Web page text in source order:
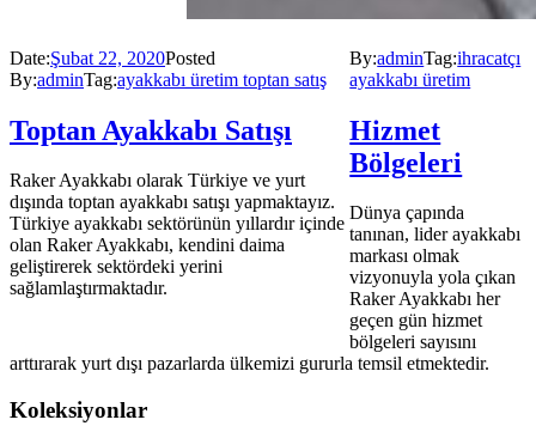
Date:Şubat 22, 2020Posted
By:adminTag:ayakkabı üretim toptan satış
Toptan Ayakkabı Satışı
Raker Ayakkabı olarak Türkiye ve yurt
dışında toptan ayakkabı satışı yapmaktayız.
Türkiye ayakkabı sektörünün yıllardır içinde
olan Raker Ayakkabı, kendini daima
geliştirerek sektördeki yerini
sağlamlaştırmaktadır.
By:adminTag:ihracatçı
ayakkabı üretim
Hizmet
Bölgeleri
Dünya çapında
tanınan, lider ayakkabı
markası olmak
vizyonuyla yola çıkan
Raker Ayakkabı her
geçen gün hizmet
bölgeleri sayısını
arttırarak yurt dışı pazarlarda ülkemizi gururla temsil etmektedir.
Koleksiyonlar